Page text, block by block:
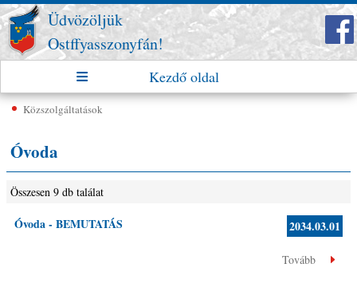
Üdvözöljük
Ostffyasszonyfán!
Kezdő oldal
Közszolgáltatások
Óvoda
Összesen 9 db találat
Óvoda - BEMUTATÁS 2034.03.01
Tovább